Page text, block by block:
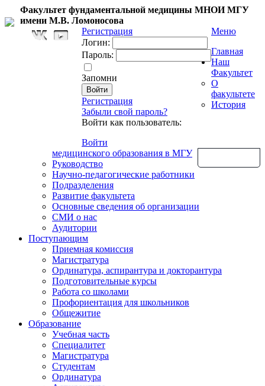
Факультет фундаментальной медицины МНОИ МГУ
имени М.В. Ломоносова
Регистрация
Логин:
Пароль:
Запомни
Регистрация
Забыли свой пароль?
Войти как пользователь:
Войти
Меню
Главная
Наш
Факультет
О
факультете
История
медицинского образования в МГУ
Руководство
Научно-педагогические работники
Подразделения
Развитие факультета
Основные сведения об организации
СМИ о нас
Аудитории
Поступающим
Приемная комиссия
Магистратура
Ординатура, аспирантура и докторантура
Подготовительные курсы
Работа со школами
Профориентация для школьников
Общежитие
Образование
Учебная часть
Специалитет
Магистратура
Студентам
Ординатура